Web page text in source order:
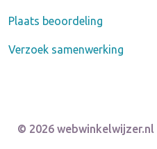
Plaats beoordeling
Verzoek samenwerking
© 2026 webwinkelwijzer.nl |